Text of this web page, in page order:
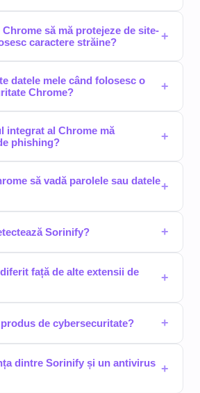
să mă protejeze de site-
caractere străine?
+
datele mele când folosesc o
Chrome?
+
integrat al Chrome mă
phishing?
+
să vadă parolele sau datele+
Sorinify? +
față de alte extensii de
+
de cybersecuritate? +
dintre Sorinify și un antivirus +